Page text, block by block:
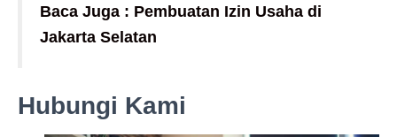
Baca Juga : Pembuatan Izin Usaha di
Jakarta Selatan
Hubungi Kami